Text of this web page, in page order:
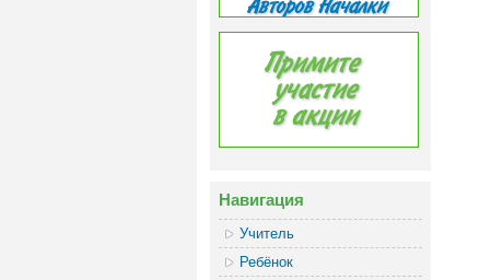
Навигация
Учитель
Ребёнок